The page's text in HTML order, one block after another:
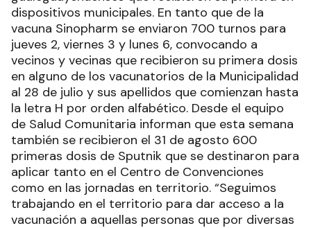
dispositivos municipales. En tanto que de la
vacuna Sinopharm se enviaron 700 turnos para
jueves 2, viernes 3 y lunes 6, convocando a
vecinos y vecinas que recibieron su primera dosis
en alguno de los vacunatorios de la Municipalidad
al 28 de julio y sus apellidos que comienzan hasta
la letra H por orden alfabético. Desde el equipo
de Salud Comunitaria informan que esta semana
también se recibieron el 31 de agosto 600
primeras dosis de Sputnik que se destinaron para
aplicar tanto en el Centro de Convenciones
como en las jornadas en territorio. “Seguimos
trabajando en el territorio para dar acceso a la
vacunación a aquellas personas que por diversas